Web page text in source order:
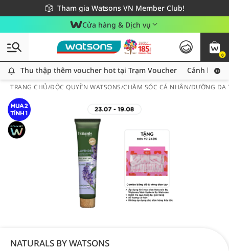
Tham gia Watsons VN Member Club!
Miễn phí giao hàng cho đơn hàng từ 249,000Đ
Giao hàng nhanh 24h - Áp dụng khu vực TP. Hồ Chí Minh
Cửa hàng & Dịch vụ
0
Thu thập thêm voucher hot tại Trạm Voucher
Thu thập thêm voucher hot tại Trạm Voucher Cảnh báo
TRANG CHỦ/ĐỘC QUYỀN WATSONS/CHĂM SÓC CÁ NHÂN/DƯỠNG DA
NATURALS BY WATSONS